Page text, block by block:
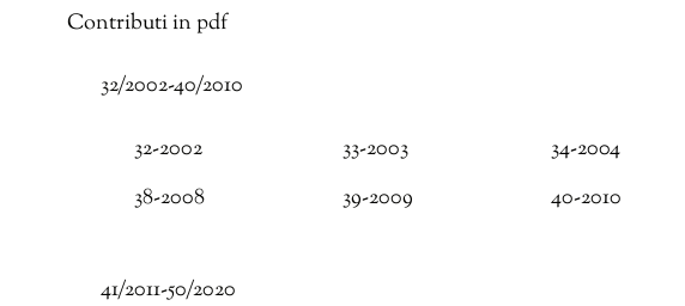
Contributi in pdf
32/2002-40/2010
32-2002 33-2003 34-2004
38-2008
39-2009 40-2010
41/2011-50/2020